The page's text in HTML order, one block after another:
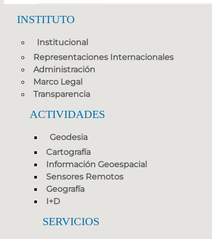
INSTITUTO
Institucional
Representaciones Internacionales
Administración
Marco Legal
Transparencia
ACTIVIDADES
Geodesia
Cartografía
Información Geoespacial
Sensores Remotos
Geografía
I+D
SERVICIOS